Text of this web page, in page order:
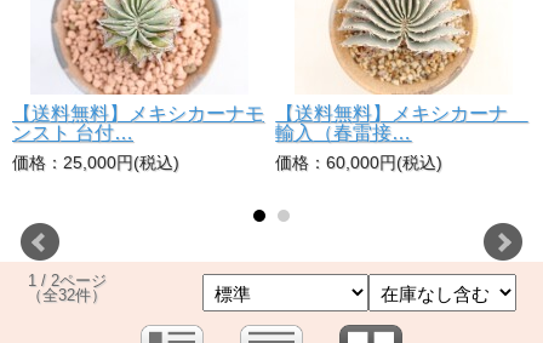
【送料無料】メキシカーナモ
ンスト 台付…
価格：25,000円(税込)
【送料無料】メキシカーナ
輸入（春雷接…
価格：60,000円(税込)
1 / 2ページ
（全32件）